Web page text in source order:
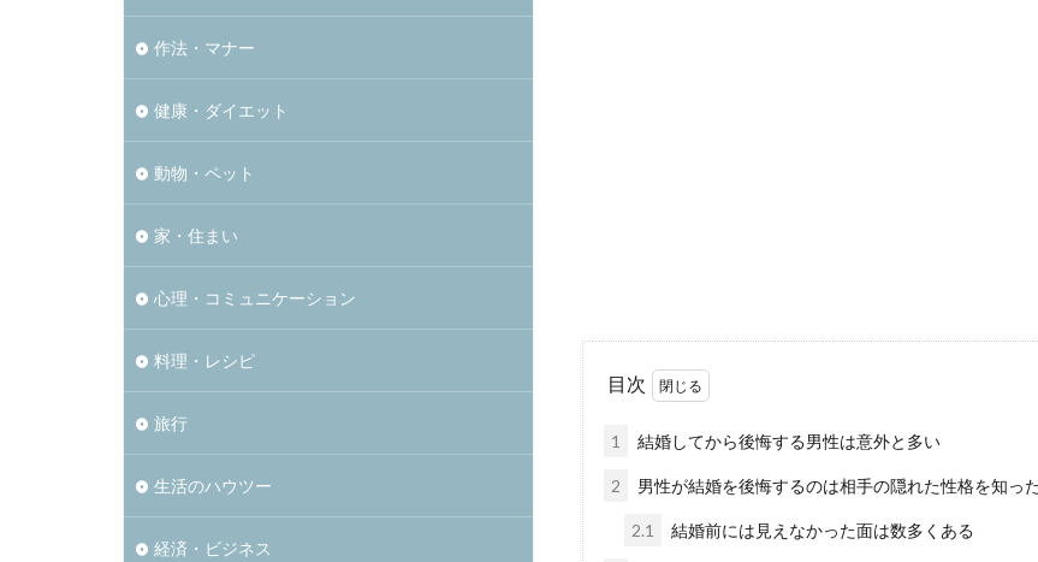
結婚式の革靴に
結婚式に出席すると
ちなのが靴のマ...
目次
1 結婚してから後悔する男性は意外と多い
2 男性が結婚を後悔するのは相手の隠れた性格を知っ
2.1 結婚前には見えなかった面は数多くある
作法・マナー
健康・ダイエット
動物・ペット
家・住まい
心理・コミュニケーション
料理・レシピ
旅行
生活のハウツー
経済・ビジネス